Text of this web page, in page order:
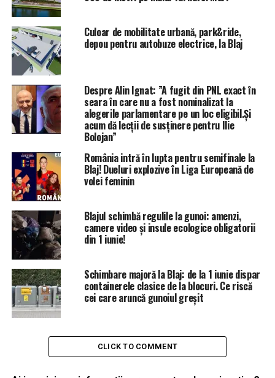
Culoar de mobilitate urbană, park&ride,
depou pentru autobuze electrice, la Blaj
Despre Alin Ignat: ”A fugit din PNL exact în
seara în care nu a fost nominalizat la
alegerile parlamentare pe un loc eligibil.Și
acum dă lecții de susținere pentru Ilie
Bolojan”
România intră în lupta pentru semifinale la
Blaj! Dueluri explozive în Liga Europeană de
volei feminin
Blajul schimbă regulile la gunoi: amenzi,
camere video și insule ecologice obligatorii
din 1 iunie!
Schimbare majoră la Blaj: de la 1 iunie dispar
containerele clasice de la blocuri. Ce riscă
cei care aruncă gunoiul greșit
CLICK TO COMMENT